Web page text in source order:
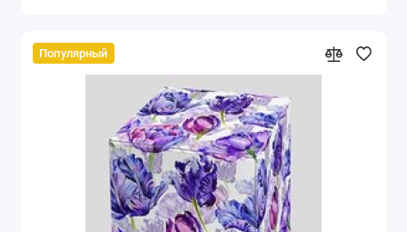
Популярный